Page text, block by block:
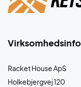
Virksomhedsinfo
Racket House ApS
Holkebjergvej 120